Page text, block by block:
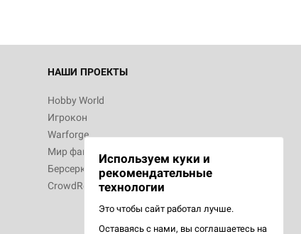
НАШИ ПРОЕКТЫ
Hobby World
Игрокон
Warforge
Мир фантастики
Берсерк
CrowdRepublic
Используем куки и
рекомендательные
технологии
Это чтобы сайт работал лучше.
Оставаясь с нами, вы соглашаетесь на